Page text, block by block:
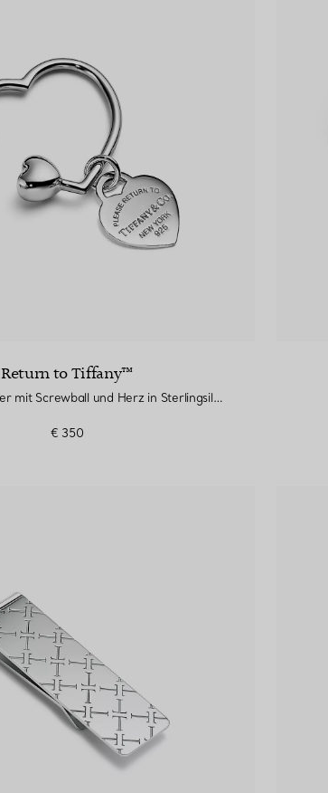
Return to Tiffany™
Schlüsselanhänger mit Screwball und Herz in Sterlingsilber
€ 350